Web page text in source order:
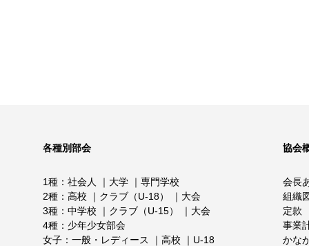
各種別部会
1種 社会人 大学
専門学校
2種
高校 クラブ（U-18）
大会
3種
中学校 クラブ（U-15）
大会
4種
少年少女部会
女子
一般・レディース 高校 U-18
協会
会長
組織
定款
事業
かな